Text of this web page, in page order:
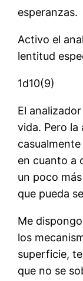
esperanzas.
Activo el
lentitud
1d10(9)
El
vida. Pero
en cuanto a
un poco
que pueda
Me
los
superficie,
que no se